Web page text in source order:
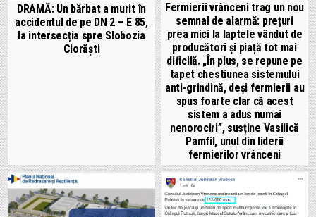
DRAMĂ: Un bărbat a murit în
accidentul de pe DN 2 – E 85,
la intersecția spre Slobozia
Ciorăști
Fermierii vrânceni trag un nou
semnal de alarmă: prețuri
prea mici la laptele vândut de
producători și piață tot mai
dificilă. „În plus, se repune pe
tapet chestiunea sistemului
anti-grindină, deși fermierii au
spus foarte clar că acest
sistem a adus numai
nenorociri”, susține Vasilică
Pamfil, unul din liderii
fermierilor vrânceni